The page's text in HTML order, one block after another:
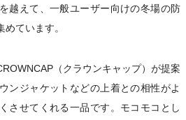
越えて、一般ユーザー向けの冬場の防
ています。
（クラウンキャップ）が提案
ンジャケットなどの上着との相性がよ
させてくれる一品です。モコモコとし